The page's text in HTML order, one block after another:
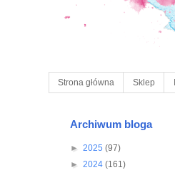
Strona główna Sklep
Archiwum bloga
► 2025 (97)
► 2024 (161)